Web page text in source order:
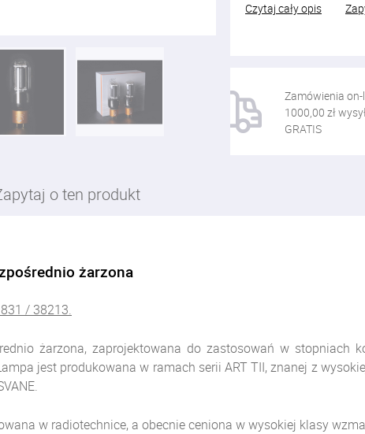
Czytaj cały opis
Zamówienia
1000,00 zł
GRATIS
o ten produkt
żarzona
/ 38213.
żarzona, zaprojektowana do zastosowań w stopniach
jest produkowana w ramach serii ART TII, znanej z
w radiotechnice, a obecnie ceniona w wysokiej klasy